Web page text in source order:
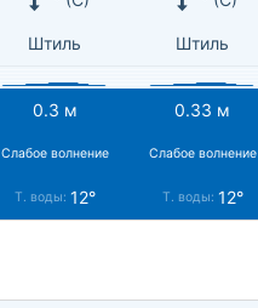
Штиль Штиль
0.3 м 0.33 м
Слабое волнение Слабое волнение
Т. воды: 12° Т. воды: 12°